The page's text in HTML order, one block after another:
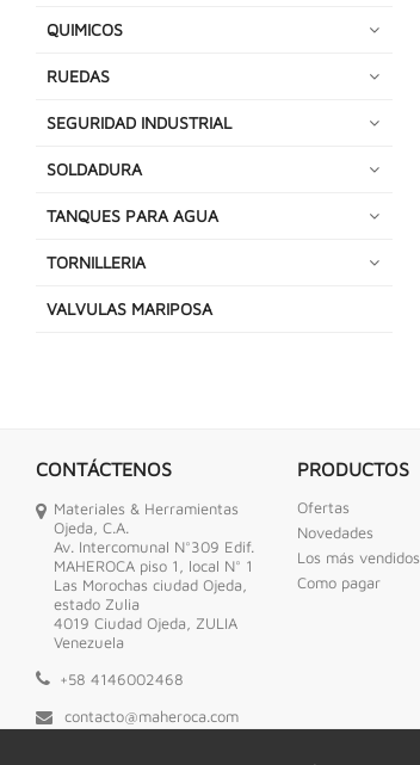
QUIMICOS
RUEDAS
SEGURIDAD INDUSTRIAL
SOLDADURA
TANQUES PARA AGUA
TORNILLERIA
VALVULAS MARIPOSA
CONTÁCTENOS
Materiales & Herramientas
Ojeda, C.A.
Av. Intercomunal N°309 Edif.
MAHEROCA piso 1, local N° 1
Las Morochas ciudad Ojeda,
estado Zulia
4019 Ciudad Ojeda, ZULIA
Venezuela
+58 4146002468
contacto@maheroca.com
PRODUCTOS
Ofertas
Novedades
Los más vendidos
Como pagar